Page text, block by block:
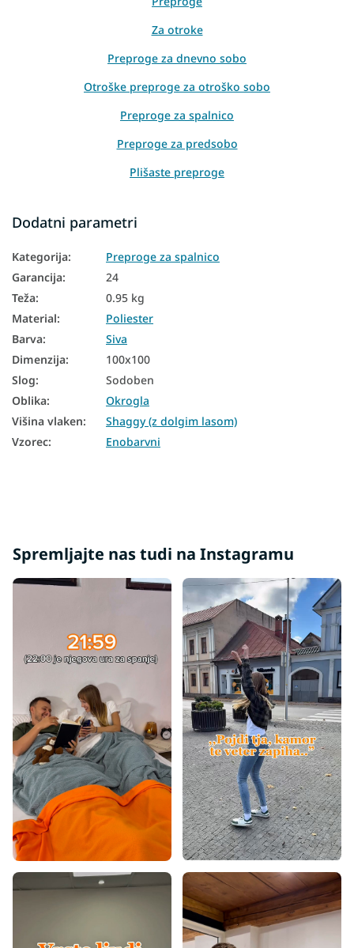
Za otroke
Preproge za dnevno sobo
Otroške preproge za otroško sobo
Preproge za spalnico
Preproge za predsobo
Plišaste preproge
Preproge za pod božično drevo
Sive preproge
Dodatni parametri
Kategorija:
Preproge za spalnico
Garancija:
24
Teža:
0.95 kg
Material:
Poliester
Barva:
Siva
Dimenzija:
100x100
Slog:
Sodoben
Oblika:
Okrogla
Višina vlaken:
Shaggy (z dolgim lasom)
Vzorec: Enobarvni
Spremljajte nas tudi na Instagramu